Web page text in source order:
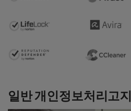
일반 개인정보처리고지